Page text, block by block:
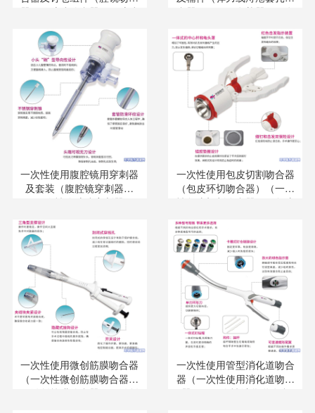
器）（腔镜缝合器）（腔镜
及套件）
合器）（肛肠套扎器）（套
一次性使用腹腔镜用穿刺器
及套装（腹腔镜穿刺器）
（一次性腹腔镜穿刺器）
窥镜穿刺器）
一次性使用包皮切割吻合器
（包皮环切吻合器）（一次
性包皮切割吻合器）（包皮
一次性使用微创筋膜吻合器
（一次性微创筋膜吻合器）
（微创筋膜缝合器）（微创
一次性使用管型消化道吻合
器（一次性使用消化道吻合
器）（一次性消化道吻合